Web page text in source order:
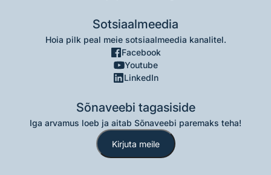
Sotsiaalmeedia
Hoia pilk peal meie sotsiaalmeedia kanalitel.
Facebook
Youtube
LinkedIn
Sõnaveebi tagasiside
Iga arvamus loeb ja aitab Sõnaveebi paremaks teha!
Kirjuta meile